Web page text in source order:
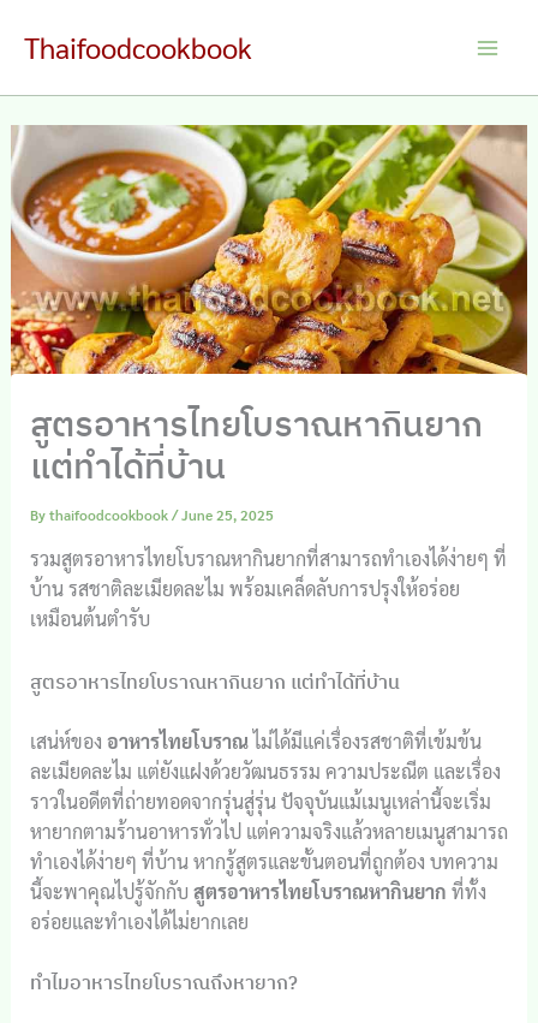
Thaifoodcookbook
สูตรอาหารไทยโบราณหากินยาก
แต่ทำได้ที่บ้าน
Bythaifoodcookbook/June 25, 2025
รวมสูตรอาหารไทยโบราณหากินยากที่สามารถทำเองได้ง่ายๆ ที่
บ้าน รสชาติละเมียดละไม พร้อมเคล็ดลับการปรุงให้อร่อย
เหมือนต้นตำรับ
สูตรอาหารไทยโบราณหากินยาก แต่ทำได้ที่บ้าน
เสน่ห์ของ อาหารไทยโบราณไม่ได้มีแค่เรื่องรสชาติที่เข้มข้น
ละเมียดละไม แต่ยังแฝงด้วยวัฒนธรรม ความประณีต และเรื่อง
ราวในอดีตที่ถ่ายทอดจากรุ่นสู่รุ่น ปัจจุบันแม้เมนูเหล่านี้จะเริ่ม
หายากตามร้านอาหารทั่วไป แต่ความจริงแล้วหลายเมนูสามารถ
ทำเองได้ง่ายๆ ที่บ้าน หากรู้สูตรและขั้นตอนที่ถูกต้อง บทความ
นี้จะพาคุณไปรู้จักกับ สูตรอาหารไทยโบราณหากินยาก ที่ทั้ง
อร่อยและทำเองได้ไม่ยากเลย
ทำไมอาหารไทยโบราณถึงหายาก?